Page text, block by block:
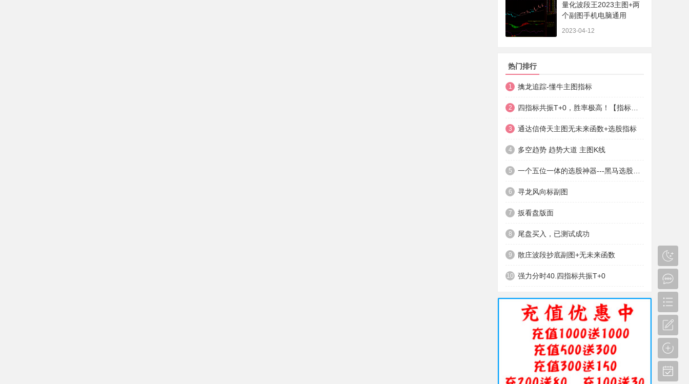
量化波段王2023主图+两
个副图手机电脑通用
2023-04-12
热门排行
1 擒龙追踪-懂牛主图指标
2
3 通达信倚天主图无未来函数+选股指标
4 多空趋势 趋势大道 主图K线
5
6 寻龙风向标副图
7 扳看盘版面
8 尾盘买入，已测试成功
9 散庄波段抄底副图+无未来函数
10 强力分时40.四指标共振T+0